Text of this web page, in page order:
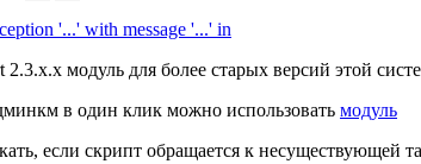
'...' with message '...' in
модуль для более старых версий этой
в один клик можно использовать модуль
если скрипт обращается к несуществующей